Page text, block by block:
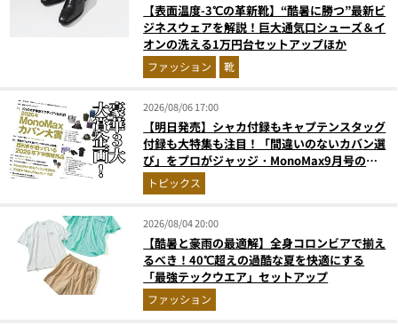
【表面温度-3℃の革新靴】“酷暑に勝つ”最新ビ
ジネスウェアを解説！巨大通気口シューズ＆イ
オンの洗える1万円台セットアップほか
ファッション 靴
2026/08/06 17:00
【明日発売】シャカ付録もキャプテンスタッグ
付録も大特集も注目！「間違いのないカバン選
び」をプロがジャッジ・MonoMax9月号の目
次を公開
トピックス
2026/08/04 20:00
【酷暑と豪雨の最適解】全身コロンビアで揃え
るべき！40℃超えの過酷な夏を快適にする
「最強テックウエア」セットアップ
ファッション